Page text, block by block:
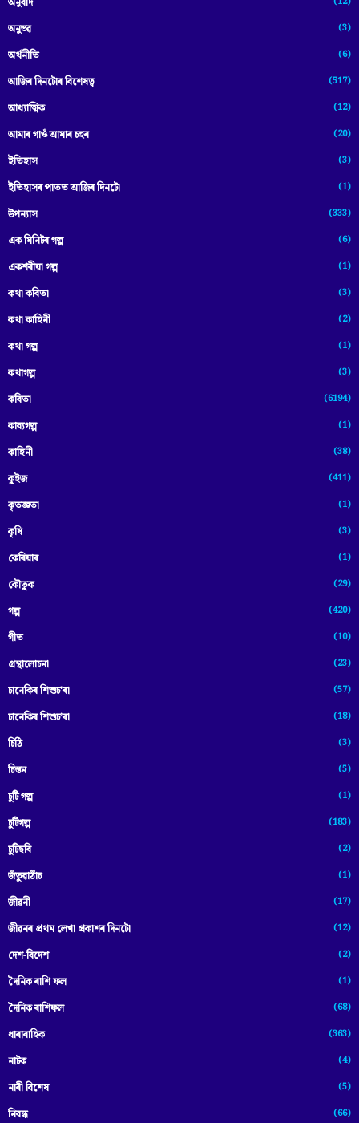
অনুবাদ
অনুভৱ (3)
অৰ্থনীতি (6)
আজিৰ দিনটোৰ বিশেষত্ব (517)
আধ্যাত্মিক (12)
আমাৰ গাওঁ আমাৰ চহৰ (20)
ইতিহাস (3)
ইতিহাসৰ পাতত আজিৰ দিনটো (1)
উপন্যাস (333)
এক মিনিটৰ গল্প (6)
একশৰীয়া গল্প (1)
কথা কবিতা (3)
কথা কাহিনী (2)
কথা গল্প (1)
কথাগল্প (3)
কবিতা (6194)
কাব্যগল্প (1)
কাহিনী (38)
কুইজ (411)
কৃতজ্ঞতা (1)
কৃষি (3)
কেৰিয়াৰ (1)
কৌতুক (29)
গল্প (420)
গীত (10)
গ্ৰন্থালোচনা (23)
চানেকিৰ শিশুচ'ৰা (57)
চানেকিৰ শিশুচ’ৰা (18)
চিঠি (3)
চিন্তন (5)
চুটি গল্প (1)
চুটিগল্প (183)
চুটিছবি (2)
জঁতুৱাঠাঁচ (1)
জীৱনী (17)
জীৱনৰ প্ৰথম লেখা প্ৰকাশৰ দিনটো (12)
দেশ-বিদেশ (2)
দৈনিক ৰাশি ফল (1)
দৈনিক ৰাশিফল (68)
ধাৰাবাহিক (363)
নাটক (4)
নাৰী বিশেষ (5)
নিবন্ধ (66)